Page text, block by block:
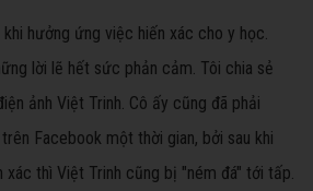
hưởng ứng việc hiến xác cho y học.
lời lẽ hết sức phản cảm. Tôi chia sẻ
ảnh Việt Trinh. Cô ấy cũng đã phải
Facebook một thời gian, bởi sau khi
xác thì Việt Trinh cũng bị "ném đá" tới tấp.